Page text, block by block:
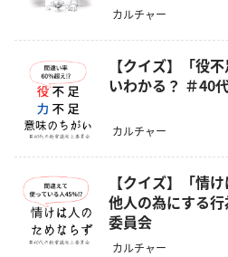
カルチャー
【クイズ】「役
いわかる？ ＃40
カルチャー
【クイズ】「情
他人の為にする
委員会
カルチャー